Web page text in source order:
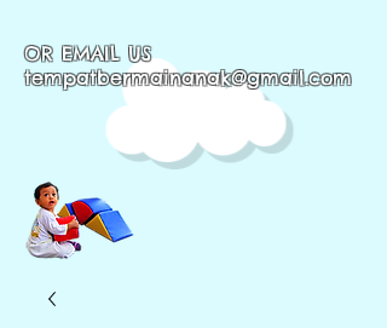
OR EMAIL US
tempatbermainanak@gmail.com